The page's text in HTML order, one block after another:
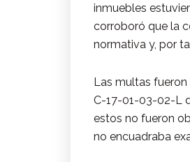
inmuebles
corroboró que la
normativa y, por
Las multas
C-17-01-03-02-L
estos no fueron
no encuadraba